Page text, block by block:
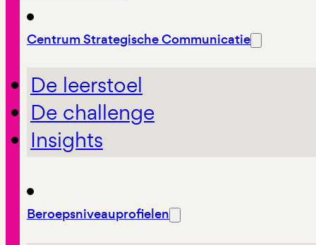
Centrum Strategische Communicatie
De leerstoel
De challenge
Insights
Beroepsniveauprofielen